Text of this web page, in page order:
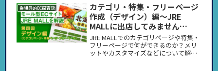
乗組員的EC探査録
カテゴリ・特集・フリーページ
作成（デザイン）編〜JRE
MALLに出店してみません
か？〜
JRE MALLでのカテゴリページや特集・
フリーページで何ができるのか？メリ
ットやカスタマイズなどについて解説